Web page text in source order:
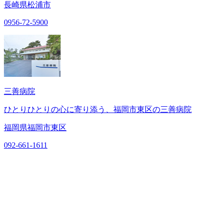
長崎県松浦市
0956-72-5900
三善病院
ひとりひとりの心に寄り添う、福岡市東区の三善病院
福岡県福岡市東区
092-661-1611